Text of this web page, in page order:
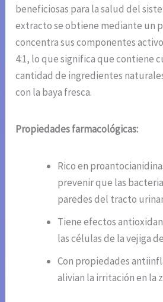
beneficiosas para la salud del
extracto se obtiene mediante un
concentra sus componentes
4:1, lo que significa que contiene
cantidad de ingredientes
con la baya fresca.
Propiedades farmacológicas:
Rico en
prevenir que las
paredes del tracto
Tiene efectos
las células de la vejiga
Con propiedades
alivian la irritación en la